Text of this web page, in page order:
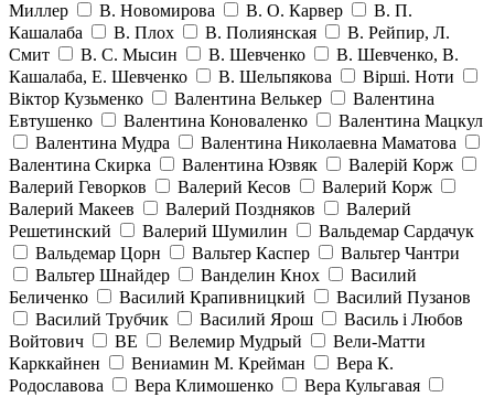
Миллер
В. Новомирова В. О. Карвер
В. П.
Кашалаба
В. Плох В. Полиянская
В. Рейпир, Л.
Смит
В. С. Мысин В. Шевченко
В. Шевченко, В.
Кашалаба, Е. Шевченко
В. Шельпякова
Вiршi. Ноти
Віктор Кузьменко
Валентина Велькер
Валентина
Евтушенко
Валентина Коноваленко
Валентина Мацкул
Валентина Мудра
Валентина Николаевна Маматова
Валентина Скирка
Валентина Юзвяк
Валерій Корж
Валерий Геворков
Валерий Кесов
Валерий Корж
Валерий Макеев
Валерий Поздняков
Валерий
Решетинский
Валерий Шумилин
Вальдемар Сардачук
Вальдемар Цорн
Вальтер Каспер
Вальтер Чантри
Вальтер Шнайдер
Ванделин Кнох
Василий
Беличенко
Василий Крапивницкий
Василий Пузанов
Василий Трубчик
Василий Ярош
Василь і Любов
Войтович
ВЕ Велемир Мудрый
Вели-Матти
Карккайнен
Вениамин М. Крейман
Вера К.
Родославова
Вера Климошенко
Вера Кульгавая